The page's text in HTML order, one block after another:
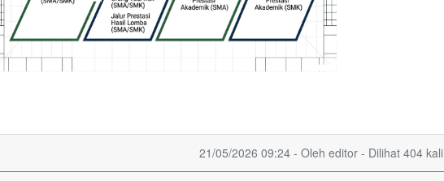
21/05/2026 09:24 - Oleh editor - Dilihat 404 kali